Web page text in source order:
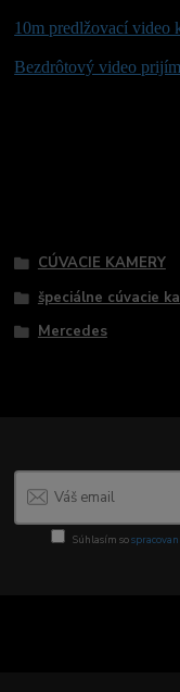
10m predlžovací video
Bezdrôtový video
CÚVACIE KAMERY
špeciálne cúvacie
Mercedes
Súhlasím so